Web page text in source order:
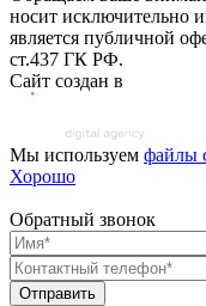
носит исключительно
является публичной
ст.437 ГК РФ.
Сайт создан в
Мы используем файлы
Хорошо
Обратный звонок
Отправить